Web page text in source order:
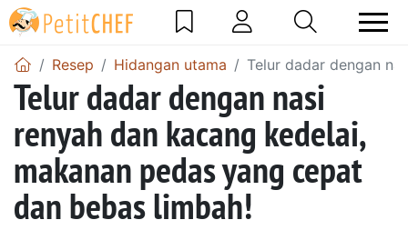
Resep Hidangan utama Telur dadar dengan
Telur dadar dengan nasi
renyah dan kacang kedelai,
makanan pedas yang cepat
dan bebas limbah!